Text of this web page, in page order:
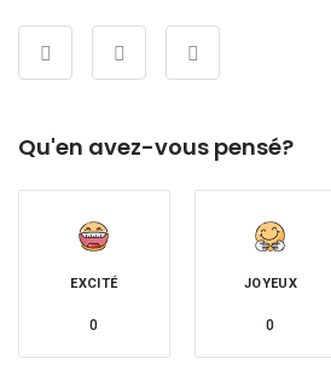
Qu'en avez-vous pensé?
EXCITÉ
0
JOYEUX
0